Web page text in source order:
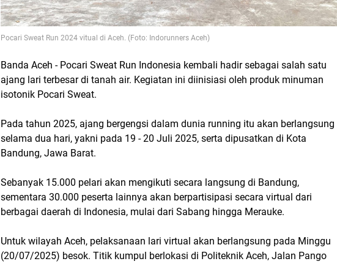
Pocari Sweat Run 2024 vitual di Aceh. (Foto: Indorunners Aceh)
Banda Aceh - Pocari Sweat Run Indonesia kembali hadir sebagai salah satu
ajang lari terbesar di tanah air. Kegiatan ini diinisiasi oleh produk minuman
isotonik Pocari Sweat.
Pada tahun 2025, ajang bergengsi dalam dunia running itu akan berlangsung
selama dua hari, yakni pada 19 - 20 Juli 2025, serta dipusatkan di Kota
Bandung, Jawa Barat.
Sebanyak 15.000 pelari akan mengikuti secara langsung di Bandung,
sementara 30.000 peserta lainnya akan berpartisipasi secara virtual dari
berbagai daerah di Indonesia, mulai dari Sabang hingga Merauke.
Untuk wilayah Aceh, pelaksanaan lari virtual akan berlangsung pada Minggu
(20/07/2025) besok. Titik kumpul berlokasi di Politeknik Aceh, Jalan Pango